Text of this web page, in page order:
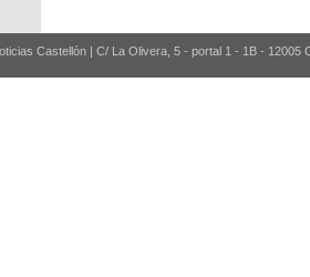
Castellón | C/ La Olivera, 5 - portal 1 - 1B - 12005